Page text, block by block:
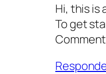
Hi, this is
To get